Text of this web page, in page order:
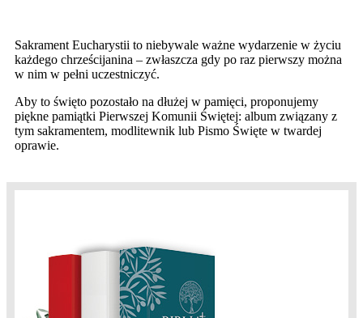
Sakrament Eucharystii to niebywale ważne wydarzenie w życiu
każdego chrześcijanina – zwłaszcza gdy po raz pierwszy można
w nim w pełni uczestniczyć.
Aby to święto pozostało na dłużej w pamięci, proponujemy
piękne pamiątki Pierwszej Komunii Świętej: album związany z
tym sakramentem, modlitewnik lub Pismo Święte w twardej
oprawie.